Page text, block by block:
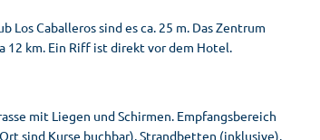
Caballeros sind es ca. 25 m. Das Zentrum
12 km. Ein Riff ist direkt vor dem Hotel.
mit Liegen und Schirmen. Empfangsbereich
sind Kurse buchbar), Strandbetten (inklusive).